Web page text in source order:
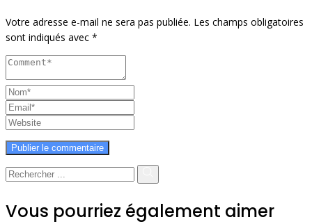
Votre adresse e-mail ne sera pas publiée. Les champs obligatoires
sont indiqués avec *
Vous pourriez également aimer